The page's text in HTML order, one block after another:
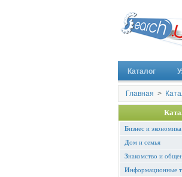
Каталог
Главная >
Бизнес и экономика
Дом и семья
Знакомство и
Информационные